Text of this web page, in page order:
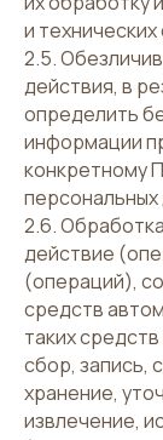
и
2.5.
действия, в
определить
информации
конкретному
персональных
2.6.
действие
(операций),
средств
таких
сбор, запись,
хранение,
извлечение,